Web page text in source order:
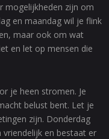
mogelijkheden zijn om
en maandag wil je flink
maar ook om wat
en let op mensen die
je heen stromen. Je
belust bent. Let je
zijn. Donderdag
en bestaat er